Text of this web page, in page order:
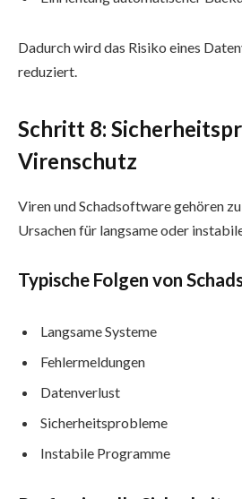
Dadurch wird das Risiko eines
reduziert.
Schritt 8:
Virenschutz
Viren und Schadsoftware gehören
Ursachen für langsame oder
Typische Folgen von
Langsame Systeme
Fehlermeldungen
Datenverlust
Sicherheitsprobleme
Instabile Programme